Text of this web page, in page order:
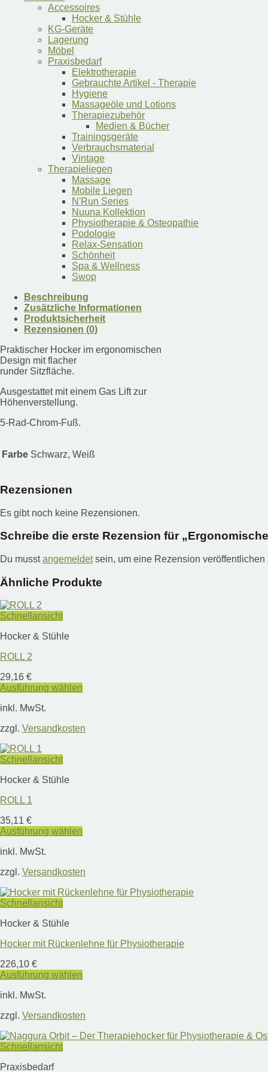
Accessoires
Hocker & Stühle
KG-Geräte
Lagerung
Möbel
Praxisbedarf
Elektrotherapie
Gebrauchte Artikel - Therapie
Hygiene
Massageöle und Lotions
Therapiezubehör
Medien & Bücher
Trainingsgeräte
Verbrauchsmaterial
Vintage
Therapieliegen
Massage
Mobile Liegen
N'Run Series
Nuuna Kollektion
Physiotherapie & Osteopathie
Podologie
Relax-Sensation
Schönheit
Spa & Wellness
Swop
Beschreibung
Zusätzliche Informationen
Produktsicherheit
Rezensionen (0)
Praktischer Hocker im ergonomischen
Design mit flacher
runder Sitzfläche.
Ausgestattet mit einem Gas Lift zur
Höhenverstellung.
5-Rad-Chrom-Fuß.
Farbe Schwarz, Weiß
Rezensionen
Es gibt noch keine Rezensionen.
Schreibe die erste Rezension für
Du musstangemeldetsein, um eine Rezension veröffentlichen
Ähnliche Produkte
Schnellansicht
Hocker & Stühle
ROLL 2
29,16 €
Ausführung wählen
Produkt
mehrere
auf.
Die
können
auf
der
Produktseite
gewählt
werden
inkl. MwSt.
zzgl. Versandkosten
Schnellansicht
Hocker & Stühle
ROLL 1
35,11 €
Ausführung wählen
Produkt
mehrere
auf.
Die
können
auf
der
Produktseite
gewählt
werden
inkl. MwSt.
zzgl. Versandkosten
Schnellansicht
Hocker & Stühle
Hocker mit Rückenlehne für Physiotherapie
226,10 €
Ausführung wählen
Produkt
mehrere
auf.
Die
inkl. MwSt.
zzgl. Versandkosten
Schnellansicht
Praxisbedarf